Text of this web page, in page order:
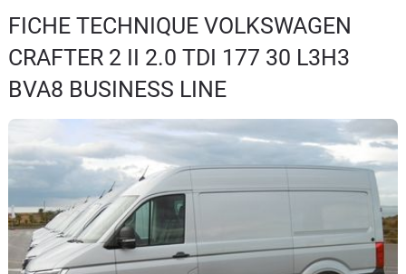
Essais
Guide
d'achat
Electriques
Utilitaires
Flottes
Auto
FICHE TECHNIQUE VOLKSWAGEN
CRAFTER 2 II 2.0 TDI 177 30 L3H3
BVA8 BUSINESS LINE